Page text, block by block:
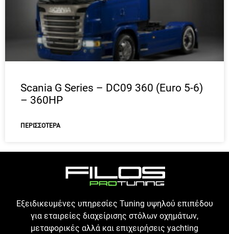
Scania G Series – DC09 360 (Euro 5-6)
– 360HP
ΠΕΡΙΣΣΌΤΕΡΑ
Εξειδικευμένες υπηρεσίες Tuning υψηλού επιπέδου
για εταιρείες διαχείρισης στόλων οχημάτων,
μεταφορικές αλλά και επιχειρήσεις yachting